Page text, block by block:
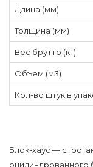
Длина (мм)
Толщина (мм)
Вес брутто (кг)
Объем (м3)
Кол-во штук в
Блок-хаус —
оцилиндрованного